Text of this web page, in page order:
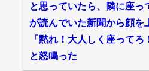
と思っていたら、隣に座っ
が読んでいた新聞から顔を
「黙れ！大人しく座ってろ
と怒鳴った